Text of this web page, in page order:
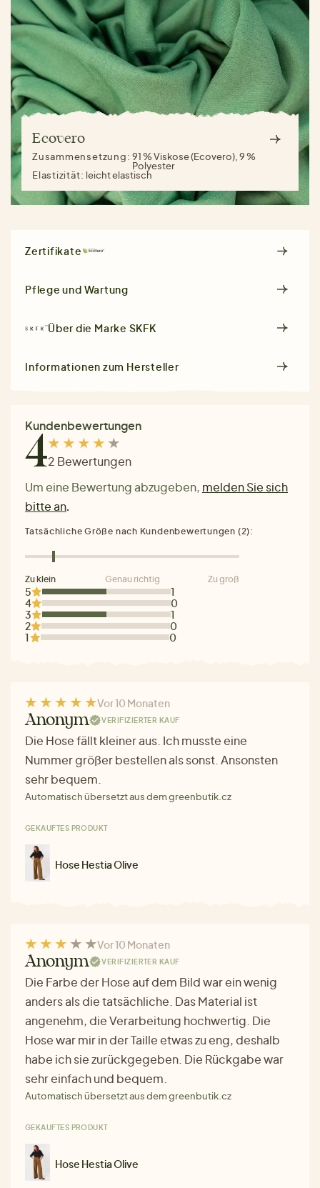
Ecovero
Zusammensetzung:91 % Viskose (Ecovero), 9 %
Polyester
Elastizität: leicht elastisch
Zertifikate
Pflege und Wartung
Über die Marke SKFK
Informationen zum Hersteller
Kundenbewertungen
42 Bewertungen
Um eine Bewertung abzugeben, melden Sie sich
bitte an.
5
1
4
0
3
1
2
0
1
0
Tatsächliche Größe nach Kundenbewertungen (2):
Zu klein Genau richtig Zu groß
Vor 10 Monaten
Anonym VERIFIZIERTER KAUF
Die Hose fällt kleiner aus. Ich musste eine
Nummer größer bestellen als sonst. Ansonsten
sehr bequem.
Automatisch übersetzt aus dem greenbutik.cz
GEKAUFTES PRODUKT
Hose Hestia Olive
Vor 10 Monaten
Anonym VERIFIZIERTER KAUF
Die Farbe der Hose auf dem Bild war ein wenig
anders als die tatsächliche. Das Material ist
angenehm, die Verarbeitung hochwertig. Die
Hose war mir in der Taille etwas zu eng, deshalb
habe ich sie zurückgegeben. Die Rückgabe war
sehr einfach und bequem.
Automatisch übersetzt aus dem greenbutik.cz
GEKAUFTES PRODUKT
Hose Hestia Olive